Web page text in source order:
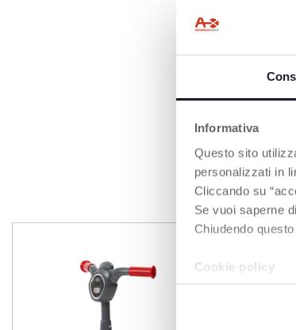
Informativa
Questo sito
personalizzati in
Cliccando su
Se vuoi saperne
Chiudendo
Cookie policy